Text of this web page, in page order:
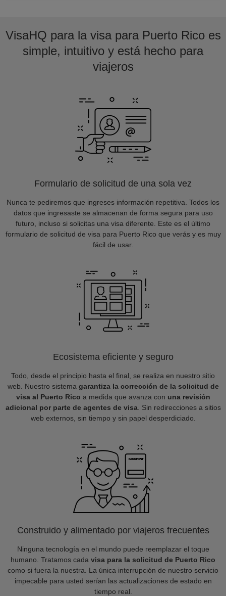
VisaHQ para la visa para Puerto Rico es
simple, intuitivo y está hecho para
viajeros
Formulario de solicitud de una sola vez
Nunca te pediremos que ingreses información repetitiva. Todos los
datos que ingresaste se almacenan de forma segura para uso
futuro, incluso si solicitas una visa diferente. Este es el último
formulario de solicitud de visa para Puerto Rico que verás y es muy
fácil de usar.
Ecosistema eficiente y seguro
Todo, desde el principio hasta el final, se realiza en nuestro sitio
web. Nuestro sistema garantiza la corrección de la solicitud de
visa al Puerto Rico a medida que avanza con una revisión
adicional por parte de agentes de visa. Sin redirecciones a sitios
web externos, sin tiempo y sin papel desperdiciado.
Construido y alimentado por viajeros frecuentes
Ninguna tecnología en el mundo puede reemplazar el toque
humano. Tratamos cada visa para la solicitud de Puerto Rico
como si fuera la nuestra. La única interrupción de nuestro servicio
impecable para usted serían las actualizaciones de estado en
tiempo real.